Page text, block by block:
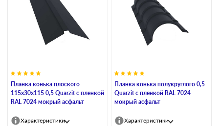
Планка конька плоского
115х30х115 0,5 Quarzit с пленкой
RAL 7024 мокрый асфальт
Характеристики
Планка конька полукруглого 0,5
Quarzit с пленкой RAL 7024
мокрый асфальт
Характеристики